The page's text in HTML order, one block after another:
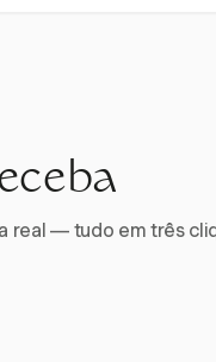
real — tudo em três